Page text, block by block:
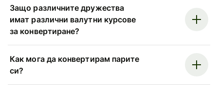
Защо различните дружества
имат различни валутни курсове
за конвертиране?
Как мога да конвертирам парите
си?